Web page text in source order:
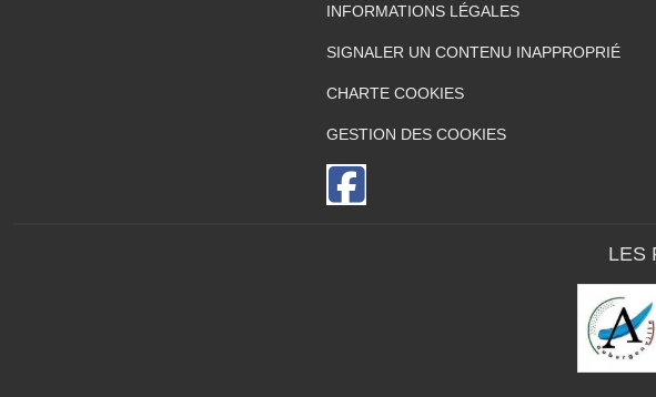
INFORMATIONS LÉGALES
SIGNALER UN CONTENU INAPPROPRIÉ
CHARTE COOKIES
GESTION DES COOKIES
LES